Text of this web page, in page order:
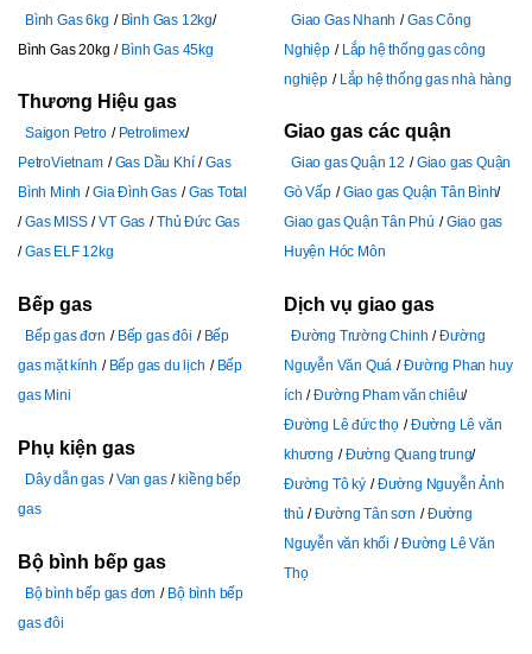
Bình Gas 6kg
Bình Gas 12kg
Bình Gas 20kg
Bình Gas 45kg
Thương Hiệu gas
Saigon Petro
Petrolimex
PetroVietnam
Gas Dầu Khí
Gas
Bình Minh
Gia Đình Gas
Gas Total
Gas MISS
VT Gas
Thủ Đức Gas
Gas ELF 12kg
Bếp gas
Bếp gas đơn Bếp gas đôi
Bếp
gas mặt kính
Bếp gas du lịch
Bếp
gas Mini
Phụ kiện gas
Dây dẫn gas Van gas
kiềng bếp
gas
Bộ bình bếp gas
Bộ bình bếp gas đơn
Bộ bình bếp
gas đôi
Giao Gas Nhanh
Gas Công
Nghiệp
Lắp hệ thống gas công
nghiệp
Lắp hệ thống gas nhà hàng
Giao gas các quận
Giao gas Quận 12
Giao gas Quận
Gò Vấp
Giao gas Quận Tân Bình
Giao gas Quận Tân Phú
Giao gas
Huyện Hóc Môn
Dịch vụ giao gas
Đường Trường Chinh
Đường
Nguyễn Văn Quá
Đường Phan huy
ích
Đường Pham văn chiêu
Đường Lê đức thọ
Đường Lê văn
khương
Đường Quang trung
Đường Tô ký
Đường Nguyễn Ảnh
thủ
Đường Tân sơn
Đường
Nguyễn văn khối
Đường Lê Văn
Thọ